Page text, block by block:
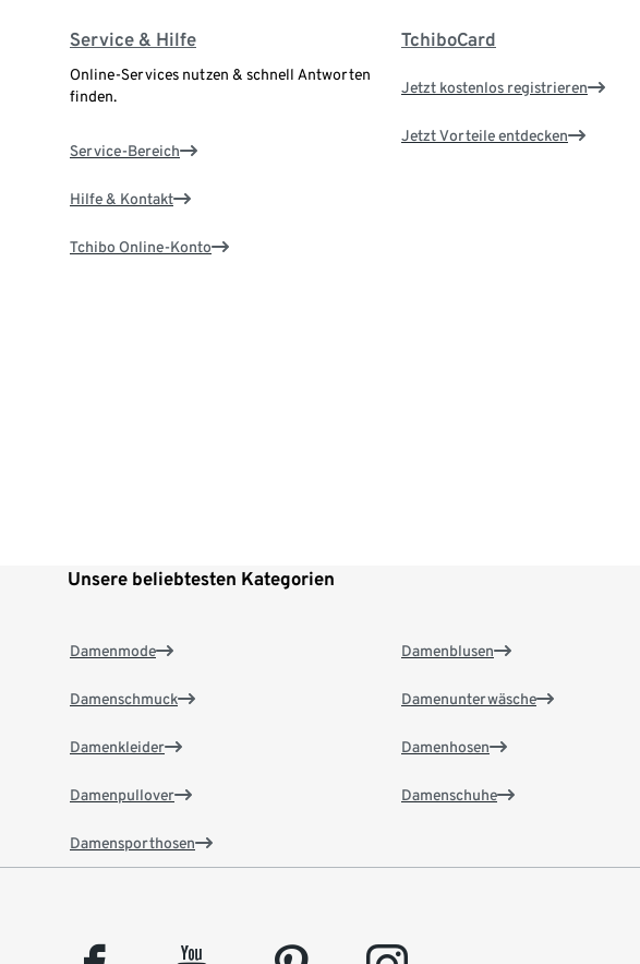
Service & Hilfe
Online-Services nutzen & schnell Antworten
finden.
Service-Bereich
Hilfe & Kontakt
Tchibo Online-Konto
TchiboCard
Jetzt kostenlos registrieren
Jetzt Vorteile entdecken
Unsere beliebtesten Kategorien
Damenmode
Damenschmuck
Damenkleider
Damenpullover
Damensporthosen
Damenblusen
Damenunterwäsche
Damenhosen
Damenschuhe